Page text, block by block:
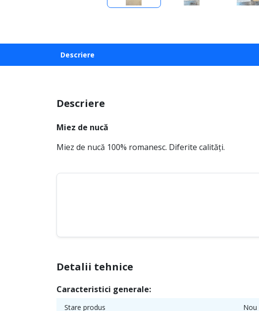
Descriere
Descriere
Miez de nucă
Miez de nucă 100% romanesc. Diferite calități.
Detalii tehnice
Caracteristici generale:
Stare produs
Nou